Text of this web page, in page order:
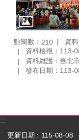
點閱數： 210
資
資料檢視：113-
資料維護：臺北
發布日期：113-
:::
更新日期
115-08-08